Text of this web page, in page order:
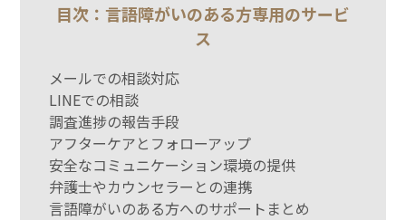
目次：言語障がいのある方専用のサービ
ス
メールでの相談対応
LINEでの相談
調査進捗の報告手段
アフターケアとフォローアップ
安全なコミュニケーション環境の提供
弁護士やカウンセラーとの連携
言語障がいのある方へのサポートまとめ